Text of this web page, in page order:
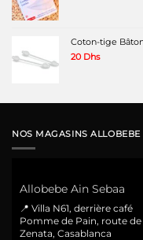
Coton-tige
20 Dhs
NOS MAGASINS ALLOBEBE
Allobebe Ain Sebaa
📍 Villa N61, derrière café
Pomme de Pain, route de
Zenata, Casablanca